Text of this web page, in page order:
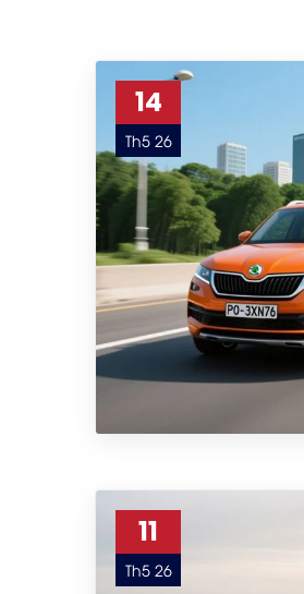
14
Th5 26
11
Th5 26